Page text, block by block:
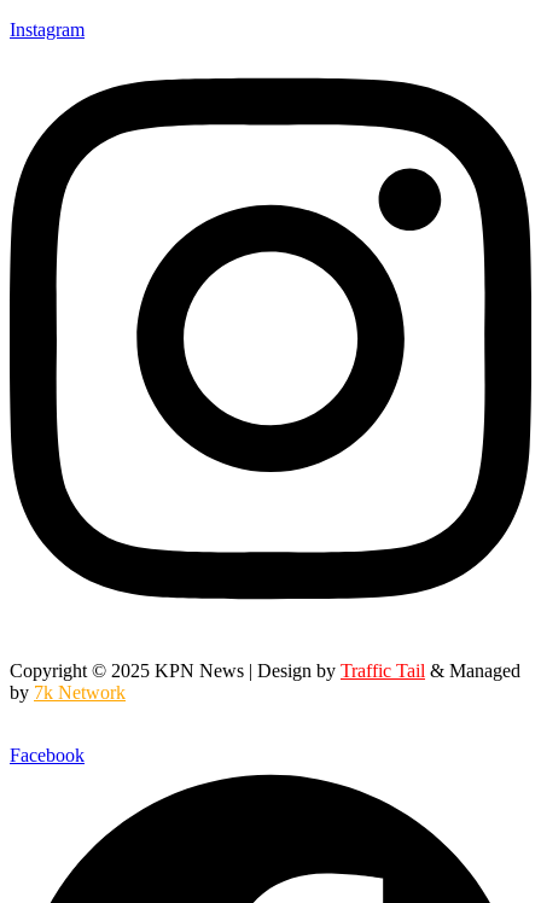
Instagram
Copyright © 2025 KPN News | Design by Traffic Tail & Managed
by 7k Network
Facebook